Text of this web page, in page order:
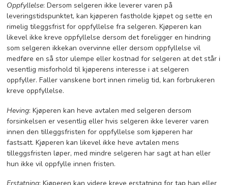
Oppfyllelse: Dersom selgeren ikke leverer varen på
leveringstidspunktet, kan kjøperen fastholde kjøpet og sette en
rimelig tileggsfrist for oppfyllelse fra selgeren. Kjøperen kan
likevel ikke kreve oppfyllelse dersom det foreligger en hindring
som selgeren ikkekan overvinne eller dersom oppfyllelse vil
medføre en så stor ulempe eller kostnad for selgeren at det står i
vesentlig misforhold til kjøperens interesse i at selgeren
oppfyller. Faller vanskene bort innen rimelig tid, kan forbrukeren
kreve oppfyllelse.
Heving: Kjøperen kan heve avtalen med selgeren dersom
forsinkelsen er vesentlig eller hvis selgeren ikke leverer varen
innen den tilleggsfristen for oppfyllelse som kjøperen har
fastsatt. Kjøperen kan likevel ikke heve avtalen mens
tilleggsfristen løper, med mindre selgeren har sagt at han eller
hun ikke vil oppfylle innen fristen.